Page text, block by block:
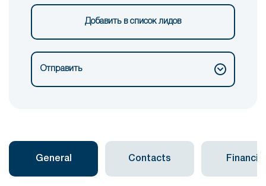
Добавить в список лидов
Отправить
General Contacts Financial